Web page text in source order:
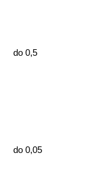
do 0,5
do 0,05